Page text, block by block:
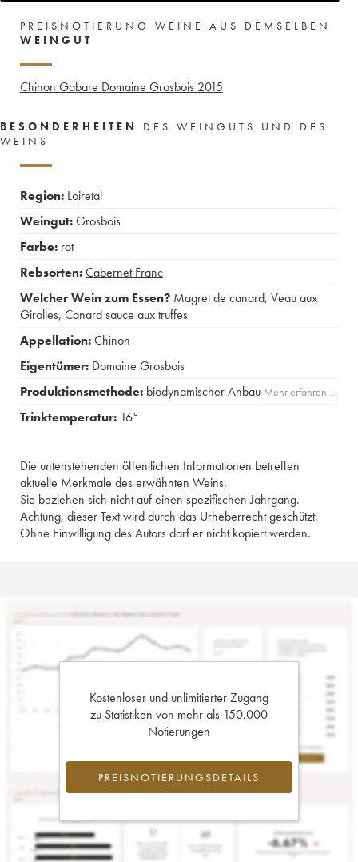
PREISNOTIERUNG WEINE AUS DEMSELBEN
WEINGUT
Chinon Gabare Domaine Grosbois 2015
BESONDERHEITEN
DES WEINGUTS UND DES
WEINS
Region: Loiretal
Weingut:Grosbois
Farbe: rot
Rebsorten:Cabernet Franc
Welcher Wein zum Essen? Magret de canard, Veau aux
Girolles, Canard sauce aux truffes
Appellation:Chinon
Eigentümer: Domaine Grosbois
Produktionsmethode: biodynamischer Anbau Mehr erfahren …
Trinktemperatur: 16°
Die untenstehenden öffentlichen Informationen betreffen
aktuelle Merkmale des erwähnten Weins.
Sie beziehen sich nicht auf einen spezifischen Jahrgang.
Achtung, dieser Text wird durch das Urheberrecht geschützt.
Ohne Einwilligung des Autors darf er nicht kopiert werden.
Kostenloser und unlimitierter Zugang
zu Statistiken von mehr als 150.000
Notierungen
PREISNOTIERUNGSDETAILS